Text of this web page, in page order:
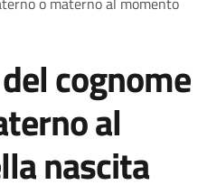
cognome
al
nascita